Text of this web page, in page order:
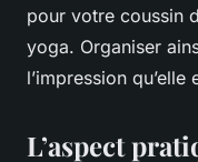
pour votre coussin
yoga. Organiser
l’impression
L’aspect